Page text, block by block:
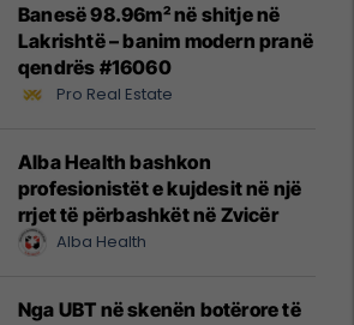
Banesë 98.96m² në shitje në
Lakrishtë – banim modern pranë
qendrës #16060
Pro Real Estate
Alba Health bashkon
profesionistët e kujdesit në një
rrjet të përbashkët në Zvicër
Alba Health
Nga UBT në skenën botërore të